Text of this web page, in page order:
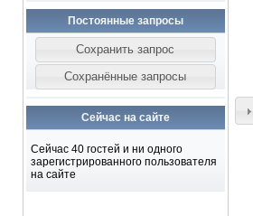
Постоянные запросы
Сейчас на сайте
Сейчас 40 гостей и ни одного
зарегистрированного пользователя
на сайте